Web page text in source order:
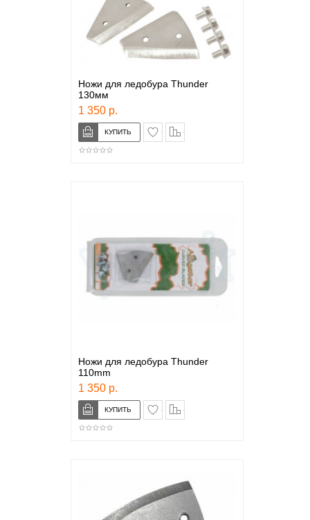
Ножи для ледобура Thunder
130мм
1 350 р.
в закладки
Ножи для ледобура Thunder
110mm
1 350 р.
в закладки